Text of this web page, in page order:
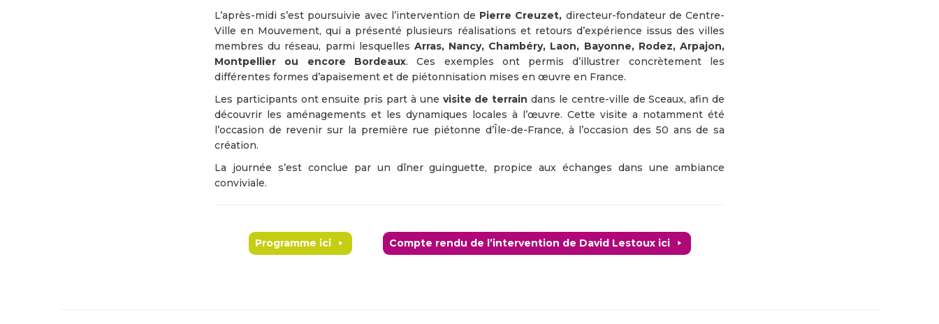
L’après-midi s’est poursuivie avec l’intervention de Pierre Creuzet, directeur-fondateur de Centre-
Ville en Mouvement, qui a présenté plusieurs réalisations et retours d’expérience issus des villes
membres du réseau, parmi lesquelles Arras, Nancy, Chambéry, Laon, Bayonne, Rodez, Arpajon,
Montpellier ou encore Bordeaux. Ces exemples ont permis d’illustrer concrètement les
différentes formes d’apaisement et de piétonnisation mises en œuvre en France.
Les participants ont ensuite pris part à une visite de terrain dans le centre-ville de Sceaux, afin de
découvrir les aménagements et les dynamiques locales à l’œuvre. Cette visite a notamment été
l’occasion de revenir sur la première rue piétonne d’Île-de-France, à l’occasion des 50 ans de sa
création.
La journée s’est conclue par un dîner guinguette, propice aux échanges dans une ambiance
conviviale.
Programme ici Compte rendu de l’intervention de David Lestoux ici